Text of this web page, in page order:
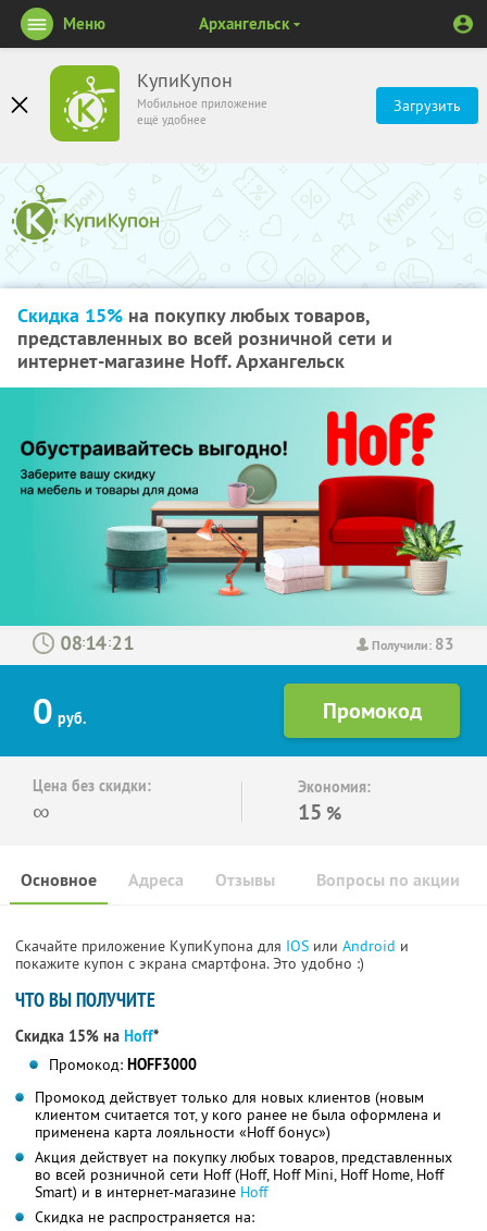
КупиКупон
Мобильное приложение
ещё удобнее
Загрузить
Меню Архангельск
Скидка 15% на покупку любых товаров,
представленных во всей розничной сети и
интернет-магазине Hoff. Архангельск
Получили: 83
: :
0 руб.
Цена без скидки:
∞
Экономия:
15 %
Основное Отзывы Вопросы по акции
Адреса
Скачайте приложение КупиКупона для IOS или Android и
покажите купон с экрана смартфона. Это удобно :)
ЧТО ВЫ ПОЛУЧИТЕ
Скидка 15% на Hoff*
Промокод: HOFF3000
Промокод действует только для новых клиентов (новым
клиентом считается тот, у кого ранее не была оформлена и
применена карта лояльности «Hoff бонус»)
Акция действует на покупку любых товаров, представленных
во всей розничной сети Hoff (Hoff, Hoff Mini, Hoff Home, Hoff
Smart) и в интернет-магазине Hoff
Скидка не распространяется на: